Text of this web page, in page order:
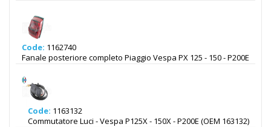
Code: 1162740
Fanale posteriore completo Piaggio Vespa PX 125 - 150 - P200E
Code: 1163132
Commutatore Luci - Vespa P125X - 150X - P200E (OEM 163132)